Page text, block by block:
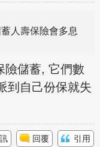
人壽保險會多息
險儲蓄, 它們數
到自己份保就失
回覆 引用